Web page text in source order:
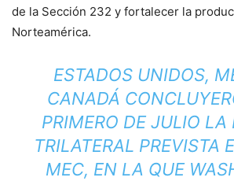
de la Sección 232 y fortalecer la
Norteamérica.
ESTADOS UNIDOS,
CANADÁ
PRIMERO DE JULIO LA
TRILATERAL PREVISTA
MEC, EN LA QUE